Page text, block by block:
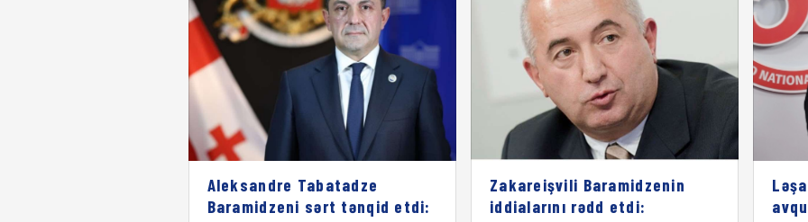
Aleksandre Tabatadze
Baramidzeni sərt tənqid etdi:
Zakareişvili Baramidzenin
iddialarını rədd etdi: